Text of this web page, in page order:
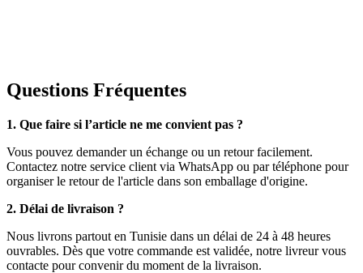
Questions Fréquentes
1. Que faire si l’article ne me convient pas ?
Vous pouvez demander un échange ou un retour facilement.
Contactez notre service client via WhatsApp ou par téléphone pour
organiser le retour de l'article dans son emballage d'origine.
2. Délai de livraison ?
Nous livrons partout en Tunisie dans un délai de 24 à 48 heures
ouvrables. Dès que votre commande est validée, notre livreur vous
contacte pour convenir du moment de la livraison.